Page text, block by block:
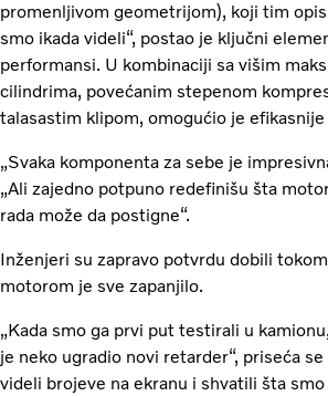
promenljivom geometrijom), koji tim
smo ikada videli“, postao je ključni
performansi. U kombinaciji sa višim
cilindrima, povećanim stepenom
talasastim klipom, omogućio je efikasnije
„Svaka komponenta za sebe je
„Ali zajedno potpuno redefinišu šta
rada može da postigne“.
Inženjeri su zapravo potvrdu dobili
motorom je sve zapanjilo.
„Kada smo ga prvi put testirali u
je neko ugradio novi retarder“, priseća
videli brojeve na ekranu i shvatili šta